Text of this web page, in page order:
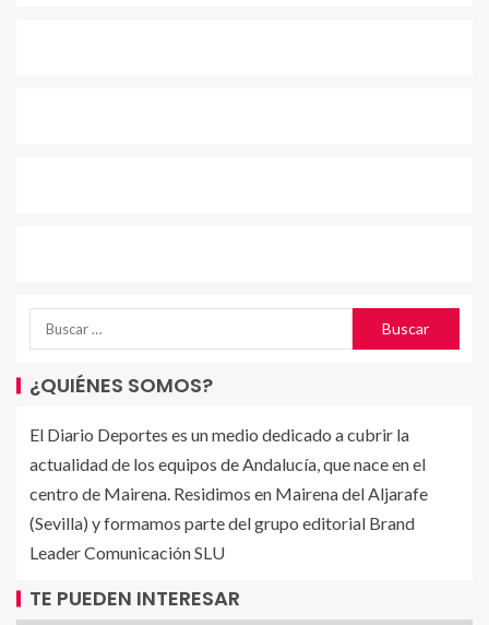
¿QUIÉNES SOMOS?
El Diario Deportes es un medio dedicado a cubrir la
actualidad de los equipos de Andalucía, que nace en el
centro de Mairena. Residimos en Mairena del Aljarafe
(Sevilla) y formamos parte del grupo editorial Brand
Leader Comunicación SLU
TE PUEDEN INTERESAR